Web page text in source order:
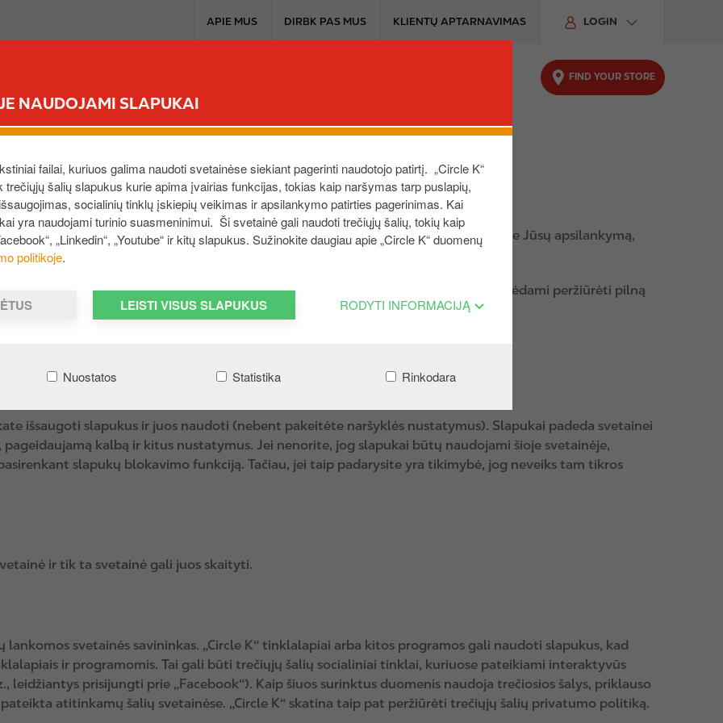
NAUDOJAMI SLAPUKAI
failai, kuriuos galima naudoti svetainėse siekiant pagerinti naudotojo patirtį. „Circle K“
trečiųjų šalių slapukus kurie apima įvairias funkcijas, tokias kaip naršymas tarp puslapių,
socialinių tinklų įskiepių veikimas ir apsilankymo patirties pagerinimas. Kai
yra naudojami turinio suasmeninimui. Ši svetainė gali naudoti trečiųjų šalių, tokių kaip
„Linkedin“, „Youtube“ ir kitų slapukus. Sužinokite daugiau apie „Circle K“ duomenų
politikoje.
LEISTI VISUS SLAPUKUS RODYTI INFORMACIJĄ
Nuostatos Statistika Rinkodara
n
u
APIE MUS DIRBK PAS MUS KLIENTŲ APTARNAVIMAS LOGIN
FIND YOUR STORE
apsilankius mūsų svetainėje. Tai padeda svetainei prisiminti informaciją apie Jūsų apsilankymą,
palengvinti Jūsų kitą apsilankymą, o svetainė bus Jums naudingesnė.
Pagrindinė jų paskirtis – patobulinti/leisti naudoti tinklalapius ar procesus. Norėdami peržiūrėti pilną
vartotojams, spauskite čia.
turite suteikti leidimą pasirinktų tipų slapukams naršyklės nustatymuose.
išsaugoti slapukus ir juos naudoti (nebent pakeitėte naršyklės nustatymus). Slapukai padeda svetainei
kalbą ir kitus nustatymus. Jei nenorite, jog slapukai būtų naudojami šioje svetainėje,
slapukų blokavimo funkciją. Tačiau, jei taip padarysite yra tikimybė, jog neveiks tam tikros
ir tik ta svetainė gali juos skaityti.
svetainės savininkas. „Circle K“ tinklalapiai arba kitos programos gali naudoti slapukus, kad
ir programomis. Tai gali būti trečiųjų šalių socialiniai tinklai, kuriuose pateikiami interaktyvūs
prisijungti prie „Facebook“). Kaip šiuos surinktus duomenis naudoja trečiosios šalys, priklauso
atitinkamų šalių svetainėse. „Circle K“ skatina taip pat peržiūrėti trečiųjų šalių privatumo politiką.